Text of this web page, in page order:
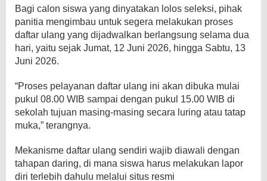
​Bagi calon siswa yang dinyatakan lolos seleksi, pihak
panitia mengimbau untuk segera melakukan proses
daftar ulang yang dijadwalkan berlangsung selama dua
hari, yaitu sejak Jumat, 12 Juni 2026, hingga Sabtu, 13
Juni 2026.
“Proses pelayanan daftar ulang ini akan dibuka mulai
pukul 08.00 WIB sampai dengan pukul 15.00 WIB di
sekolah tujuan masing-masing secara luring atau tatap
muka,” terangnya.
​Mekanisme daftar ulang sendiri wajib diawali dengan
tahapan daring, di mana siswa harus melakukan lapor
diri terlebih dahulu melalui situs resmi